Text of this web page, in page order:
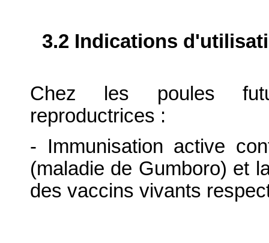
3.2 Indications
Chez les poules
reproductrices :
- Immunisation active
(maladie de Gumboro) et
des vaccins vivants